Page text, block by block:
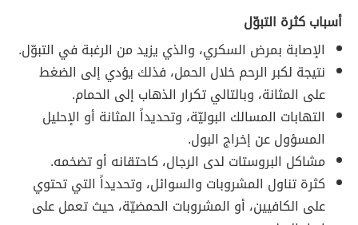
أسباب كثرة التبوّل
الإصابة بمرض السكري، والذي يزيد من الرغبة في التبوّل.
نتيجة لكبر الرحم خلال الحمل، فذلك يؤدي إلى الضغط
على المثانة، وبالتالي تكرار الذهاب إلى الحمام.
التهابات المسالك البوليّة، وتحديداً المثانة أو الإحليل
المسؤول عن إخراج البول.
مشاكل البروستات لدى الرجال، كاحتقانه أو تضخمه.
كثرة تناول المشروبات والسوائل، وتحديداً التي تحتوي
على الكافيين، أو المشروبات الحمضيّة، حيث تعمل على